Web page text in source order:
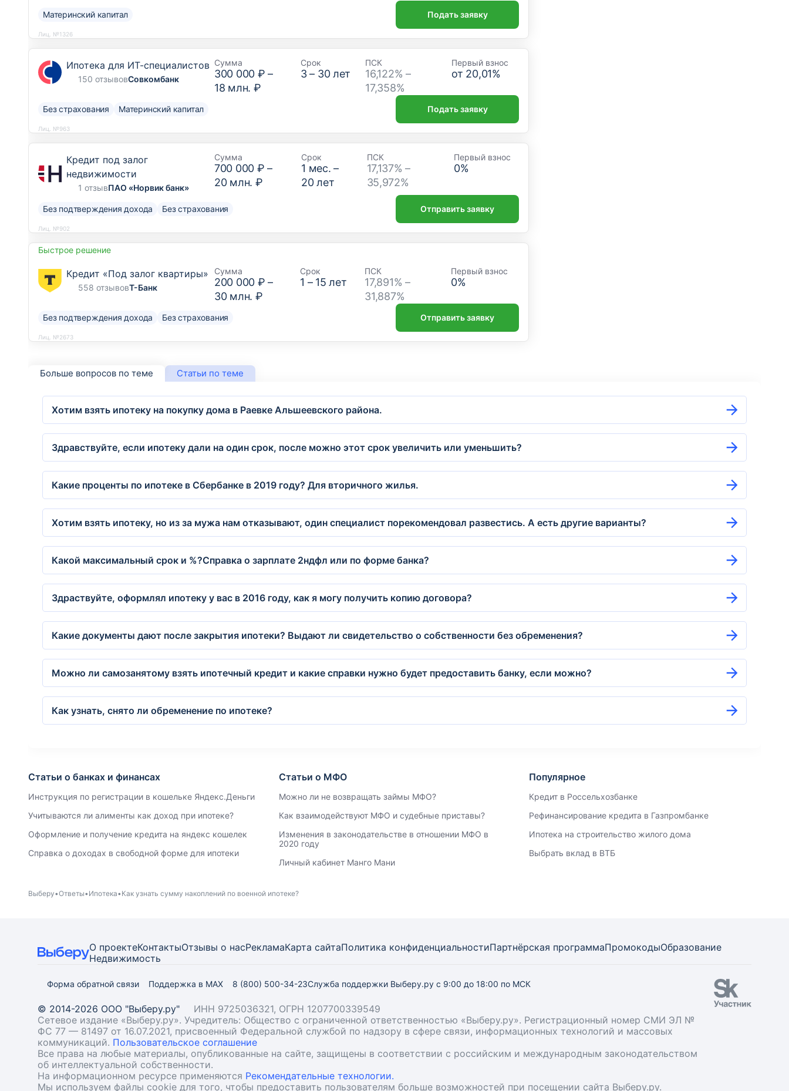
Материнский капитал Подать заявку
Лиц. №1326
Ипотека для ИТ-специалистов
150 отзывовСовкомбанк
Сумма
300 000 ₽ –
18 млн. ₽
Срок
3– 30лет
ПСК
16,122% –
17,358%
Первый взнос
от 20,01%
Без страхования Материнский капитал Подать заявку
Лиц. №963
Кредит под залог
недвижимости
1 отзывПАО «Норвик банк»
Сумма
700 000 ₽ –
20 млн. ₽
Срок
1 мес. –
20лет
ПСК
17,137% –
35,972%
Первый взнос
0%
Без подтверждения дохода Без страхования Отправить заявку
Лиц. №902
Быстрое решение
Кредит «Под залог квартиры»
558 отзывовТ-Банк
Сумма
200 000 ₽ –
30 млн. ₽
Срок
1 – 15 лет
ПСК
17,891% –
31,887%
Первый взнос
0%
Без подтверждения дохода Без страхования Отправить заявку
Лиц. №2673
Больше вопросов по теме Статьи по теме
Хотим взять ипотеку на покупку дома в Раевке Альшеевского района.
Здравствуйте, если ипотеку дали на один срок, после можно этот срок увеличить или уменьшить?
Какие проценты по ипотеке в Сбербанке в 2019 году? Для вторичного жилья.
Хотим взять ипотеку, но из за мужа нам отказывают, один специалист порекомендовал развестись. А есть другие варианты?
Какой максимальный срок и %?Справка о зарплате 2ндфл или по форме банка?
Здраствуйте, оформлял ипотеку у вас в 2016 году, как я могу получить копию договора?
Какие документы дают после закрытия ипотеки? Выдают ли свидетельство о собственности без обременения?
Можно ли самозанятому взять ипотечный кредит и какие справки нужно будет предоставить банку, если можно?
Как узнать, снято ли обременение по ипотеке?
Статьи о банках и финансах
Инструкция по регистрации в кошельке Яндекс.Деньги
Учитываются ли алименты как доход при ипотеке?
Оформление и получение кредита на яндекс кошелек
Справка о доходах в свободной форме для ипотеки
Статьи о МФО
Можно ли не возвращать займы МФО?
Как взаимодействуют МФО и судебные приставы?
Изменения в законодательстве в отношении МФО в
2020 году
Личный кабинет Манго Мани
Популярное
Кредит в Россельхозбанке
Рефинансирование кредита в Газпромбанке
Ипотека на строительство жилого дома
Выбрать вклад в ВТБ
Выберу Ответы Ипотека Как узнать сумму накоплений по военной ипотеке?
О проектеКонтактыОтзывы о насРекламаКарта сайтаПолитика конфиденциальностиПартнёрская программаПромокодыОбразование
Недвижимость
Форма обратной связи Поддержка в MAX 8 (800) 500-34-23Служба поддержки Выберу.ру с 9:00 до 18:00 по МСК
© 2014-2026 ООО "Выберу.ру"
ИНН 9725036321, ОГРН 1207700339549
Сетевое издание «Выберу.ру». Учредитель: Общество с ограниченной ответственностью «Выберу.ру». Регистрационный номер СМИ ЭЛ №
ФС 77 — 81497 от 16.07.2021, присвоенный Федеральной службой по надзору в сфере связи, информационных технологий и массовых
коммуникаций. Пользовательское соглашение
Все права на любые материалы, опубликованные на сайте, защищены в соответствии с российским и международным законодательством
об интеллектуальной собственности.
На информационном ресурсе применяются Рекомендательные технологии.
Мы используем файлы cookie для того, чтобы предоставить пользователям больше возможностей при посещении сайта Выберу.ру.